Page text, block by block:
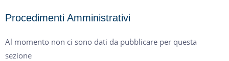
Procedimenti Amministrativi
Al momento non ci sono dati da pubblicare per questa
sezione